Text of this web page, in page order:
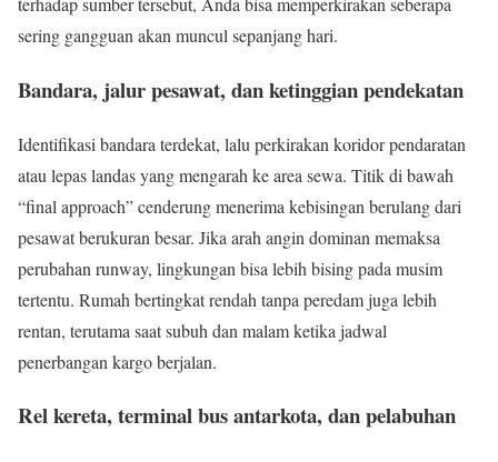
sering gangguan akan muncul sepanjang hari.
Bandara, jalur pesawat, dan ketinggian pendekatan
Identifikasi bandara terdekat, lalu perkirakan koridor pendaratan
atau lepas landas yang mengarah ke area sewa. Titik di bawah
“final approach” cenderung menerima kebisingan berulang dari
pesawat berukuran besar. Jika arah angin dominan memaksa
perubahan runway, lingkungan bisa lebih bising pada musim
tertentu. Rumah bertingkat rendah tanpa peredam juga lebih
rentan, terutama saat subuh dan malam ketika jadwal
penerbangan kargo berjalan.
Rel kereta, terminal bus antarkota, dan pelabuhan